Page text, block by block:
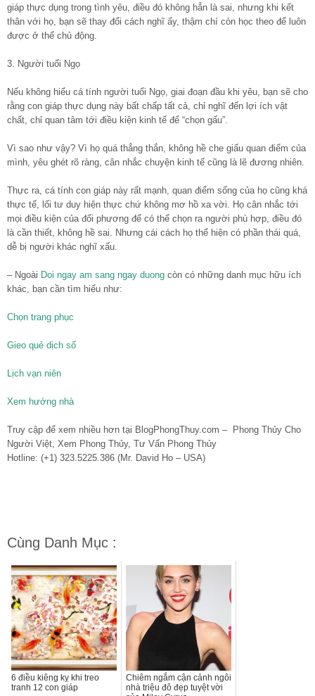
giáp thực dụng trong tình yêu, điều đó không hẳn là sai, nhưng khi kết
thân với họ, bạn sẽ thay đổi cách nghĩ ấy, thậm chí còn học theo để luôn
được ở thế chủ động.
3. Người tuổi Ngọ
Nếu không hiểu cá tính người tuổi Ngọ, giai đoạn đầu khi yêu, bạn sẽ cho
rằng con giáp thực dụng này bất chấp tất cả, chỉ nghĩ đến lợi ích vật
chất, chỉ quan tâm tới điều kiện kinh tế để “chọn gấu”.
Vì sao như vậy? Vì họ quá thẳng thắn, không hề che giấu quan điểm của
mình, yêu ghét rõ ràng, cân nhắc chuyện kinh tế cũng là lẽ đương nhiên.
Thực ra, cá tính con giáp này rất mạnh, quan điểm sống của họ cũng khá
thực tế, lối tư duy hiện thực chứ không mơ hồ xa vời. Họ cân nhắc tới
mọi điều kiện của đối phương để có thể chọn ra người phù hợp, điều đó
là cần thiết, không hề sai. Nhưng cái cách họ thể hiện có phần thái quá,
dễ bị người khác nghĩ xấu.
– Ngoài Doi ngay am sang ngay duong còn có những danh mục hữu ích
khác, bạn cần tìm hiểu như:
Chọn trang phục
Gieo quẻ dịch số
Lịch vạn niên
Xem hướng nhà
Truy cập để xem nhiều hơn tại BlogPhongThuy.com – Phong Thủy Cho
Người Việt, Xem Phong Thủy, Tư Vấn Phong Thủy
Hotline: (+1) 323.5225.386 (Mr. David Ho – USA)
Cùng Danh Mục :
6 điều kiêng kỵ khi treo
tranh 12 con giáp
Chiêm ngắm cận cảnh ngôi
nhà triệu đô đẹp tuyệt vời